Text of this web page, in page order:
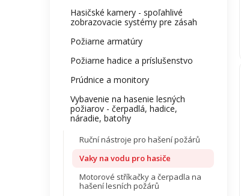
Hasičské kamery - spoľahlivé
zobrazovacie systémy pre zásah
Požiarne armatúry
Požiarne hadice a príslušenstvo
Prúdnice a monitory
Vybavenie na hasenie lesných
požiarov - čerpadlá, hadice,
náradie, batohy
Ruční nástroje pro hašení požárů
Vaky na vodu pro hasiče
Motorové stříkačky a čerpadla na
hašení lesních požárů